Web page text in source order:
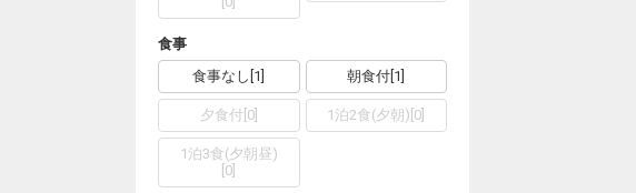
食事
食事なし 1 朝食付 1
夕食付 0] 1泊2食(夕朝) 0
1泊3食(夕朝昼)
0